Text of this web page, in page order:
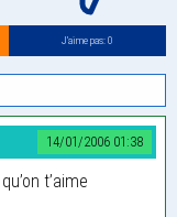
J’aime pas: 0
14/01/2006 01:38
t’aime